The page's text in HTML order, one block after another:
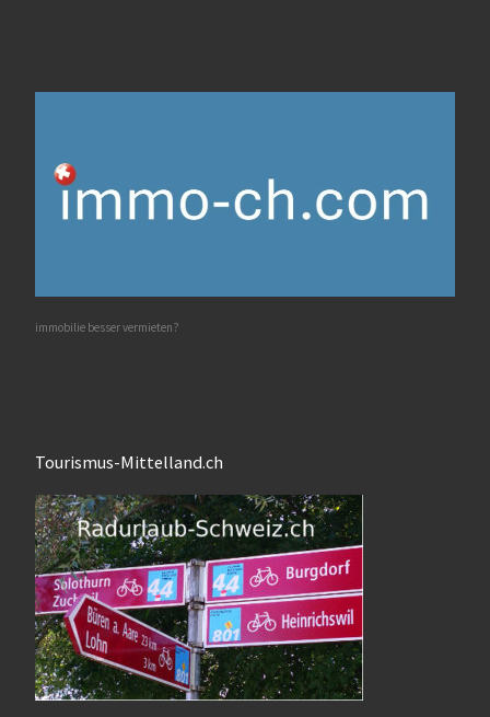
immobilie besser vermieten?
Tourismus-Mittelland.ch